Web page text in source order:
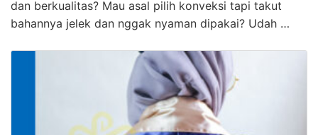
dan berkualitas? Mau asal pilih konveksi tapi takut
bahannya jelek dan nggak nyaman dipakai? Udah …